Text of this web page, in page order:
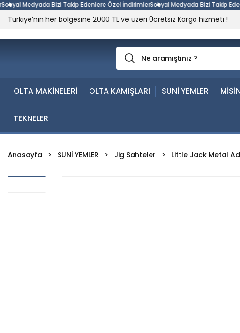
Medyada Bizi Takip Edenlere Özel İndirimlerSosyal Medyada Bizi Takip
Türkiye’nin her bölgesine 2000 TL ve üzeri Ücretsiz Kargo hizmeti !
OLTA MAKİNELERİ OLTA KAMIŞLARI SUNİ YEMLER
TEKNELER
Anasayfa SUNİ YEMLER Jig Sahteler Little Jack Metal